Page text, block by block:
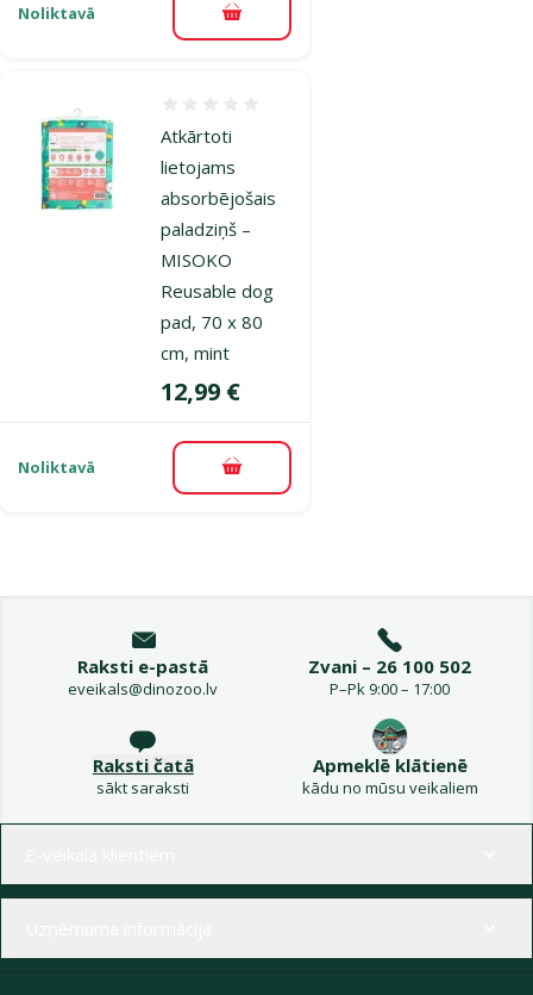
Noliktavā Pievienot grozam
Atkārtoti
lietojams
absorbējošais
paladziņš –
MISOKO
Reusable dog
pad, 70 x 80
cm, mint
Cena
12,99 €
Noliktavā Pievienot grozam
Raksti e-pastā
eveikals@dinozoo.lv
Zvani – 26 100 502
P–Pk 9:00 – 17:00
Raksti čatā
sākt saraksti
Apmeklē klātienē
kādu no mūsu veikaliem